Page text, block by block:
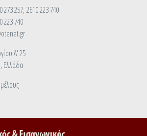
273 257, 2610 223 740
223 740
Α' 25
Ελλάδα